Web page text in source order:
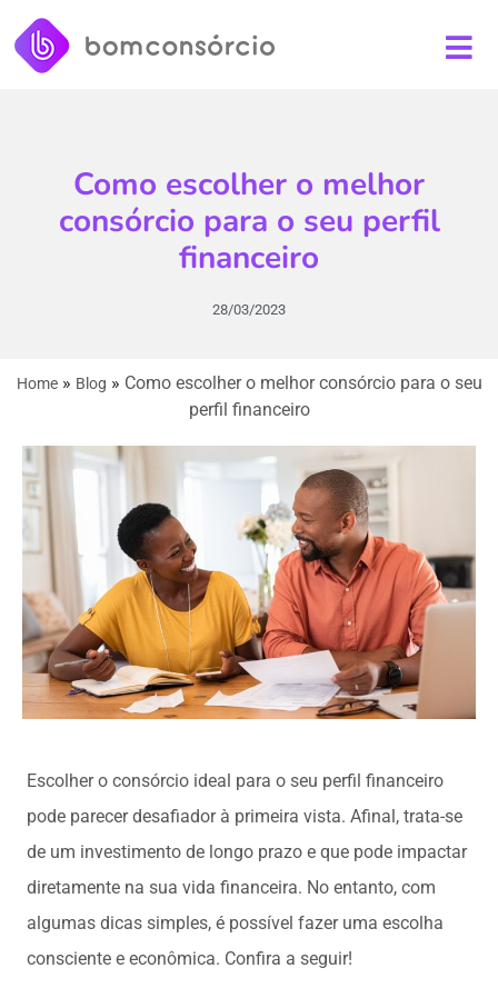
Como escolher o melhor
consórcio para o seu perfil
financeiro
28/03/2023
Home» Blog » Como escolher o melhor consórcio para o seu
perfil financeiro
Escolher o consórcio ideal para o seu perfil financeiro
pode parecer desafiador à primeira vista. Afinal, trata-se
de um investimento de longo prazo e que pode impactar
diretamente na sua vida financeira. No entanto, com
algumas dicas simples, é possível fazer uma escolha
consciente e econômica. Confira a seguir!